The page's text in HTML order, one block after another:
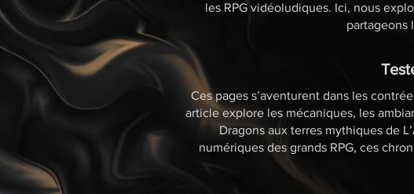
les RPG vidéoludiques. Ici, nous
partageons
Ces pages s’aventurent dans les
article explore les mécaniques, les
Dragons aux terres mythiques de
numériques des grands RPG, ces